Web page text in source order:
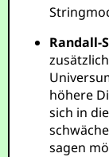
Randall-
höhere
sich in
sagen